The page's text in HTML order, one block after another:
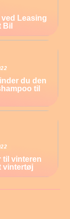
ved Leasing
Bil
du den
til
til vinteren
vintertøj